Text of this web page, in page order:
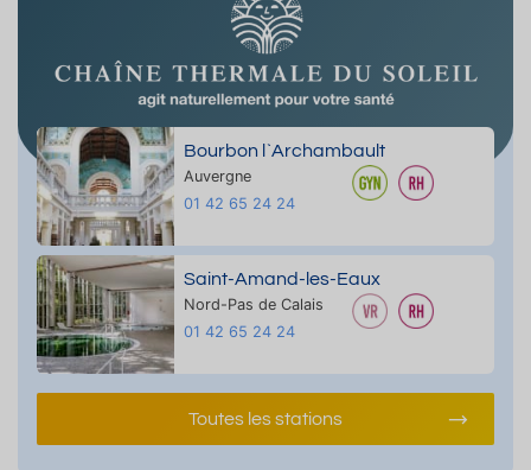
Bourbon l`Archambault
Auvergne
01 42 65 24 24
Saint-Amand-les-Eaux
Nord-Pas de Calais
01 42 65 24 24
Toutes les stations